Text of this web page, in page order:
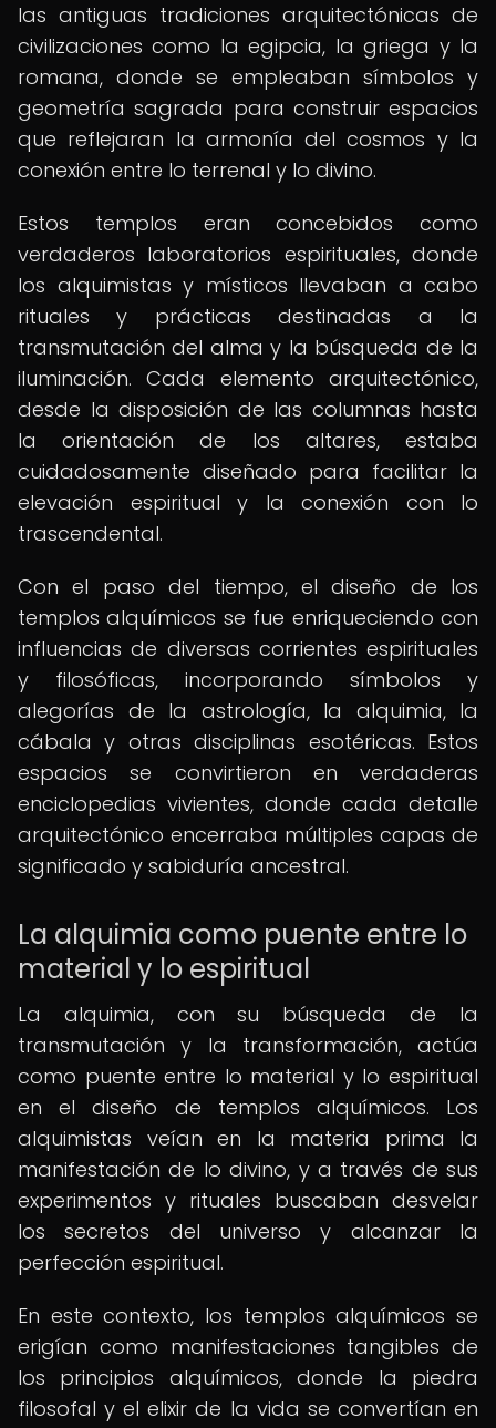
las antiguas tradiciones arquitectónicas de
civilizaciones como la egipcia, la griega y la
romana, donde se empleaban símbolos y
geometría sagrada para construir espacios
que reflejaran la armonía del cosmos y la
conexión entre lo terrenal y lo divino.
Estos templos eran concebidos como
verdaderos laboratorios espirituales, donde
los alquimistas y místicos llevaban a cabo
rituales y prácticas destinadas a la
transmutación del alma y la búsqueda de la
iluminación. Cada elemento arquitectónico,
desde la disposición de las columnas hasta
la orientación de los altares, estaba
cuidadosamente diseñado para facilitar la
elevación espiritual y la conexión con lo
trascendental.
Con el paso del tiempo, el diseño de los
templos alquímicos se fue enriqueciendo con
influencias de diversas corrientes espirituales
y filosóficas, incorporando símbolos y
alegorías de la astrología, la alquimia, la
cábala y otras disciplinas esotéricas. Estos
espacios se convirtieron en verdaderas
enciclopedias vivientes, donde cada detalle
arquitectónico encerraba múltiples capas de
significado y sabiduría ancestral.
La alquimia como puente entre lo
material y lo espiritual
La alquimia, con su búsqueda de la
transmutación y la transformación, actúa
como puente entre lo material y lo espiritual
en el diseño de templos alquímicos. Los
alquimistas veían en la materia prima la
manifestación de lo divino, y a través de sus
experimentos y rituales buscaban desvelar
los secretos del universo y alcanzar la
perfección espiritual.
En este contexto, los templos alquímicos se
erigían como manifestaciones tangibles de
los principios alquímicos, donde la piedra
filosofal y el elixir de la vida se convertían en